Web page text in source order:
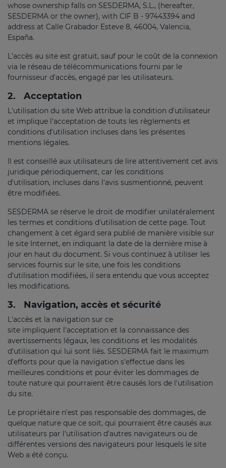
whose ownership falls on SESDERMA, S.L., (hereafter,
SESDERMA or the owner), with CIF B - 97443394 and
address at Calle Grabador Esteve 8, 46004, Valencia,
España.
L'accès au site est gratuit, sauf pour le coût de la connexion
via le réseau de télécommunications fourni par le
fournisseur d'accès, engagé par les utilisateurs.
2. Acceptation
L'utilisation du site Web attribue la condition d'utilisateur
et implique l'acceptation de touts les règlements et
conditions d'utilisation incluses dans les présentes
mentions légales.
Il est conseillé aux utilisateurs de lire attentivement cet avis
juridique périodiquement, car les conditions
d'utilisation, incluses dans l'avis susmentionné, peuvent
être modifiées.
SESDERMA se réserve le droit de modifier unilatéralement
les termes et conditions d'utilisation de cette page. Tout
changement à cet égard sera publié de manière visible sur
le site Internet, en indiquant la date de la dernière mise à
jour en haut du document. Si vous continuez à utiliser les
services fournis sur le site, une fois les conditions
d'utilisation modifiées, il sera entendu que vous acceptez
les modifications.
3. Navigation, accès et sécurité
L'accès et la navigation sur ce
site impliquent l'acceptation et la connaissance des
avertissements légaux, les conditions et les modalités
d'utilisation qui lui sont liés. SESDERMA fait le maximum
d'efforts pour que la navigation s'effectue dans les
meilleures conditions et pour éviter les dommages de
toute nature qui pourraient être causés lors de l'utilisation
du site.
Le propriétaire n'est pas responsable des dommages, de
quelque nature que ce soit, qui pourraient être causés aux
utilisateurs par l'utilisation d'autres navigateurs ou de
différentes versions des navigateurs pour lesquels le site
Web a été conçu.